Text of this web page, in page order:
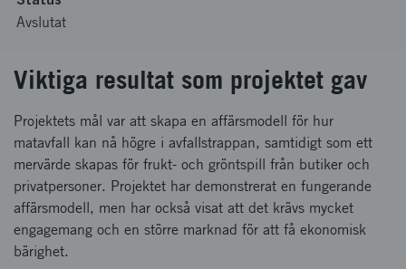
Avslutat
Viktiga resultat som projektet gav
Projektets mål var att skapa en affärsmodell för hur
matavfall kan nå högre i avfallstrappan, samtidigt som ett
mervärde skapas för frukt- och gröntspill från butiker och
privatpersoner. Projektet har demonstrerat en fungerande
affärsmodell, men har också visat att det krävs mycket
engagemang och en större marknad för att få ekonomisk
bärighet.